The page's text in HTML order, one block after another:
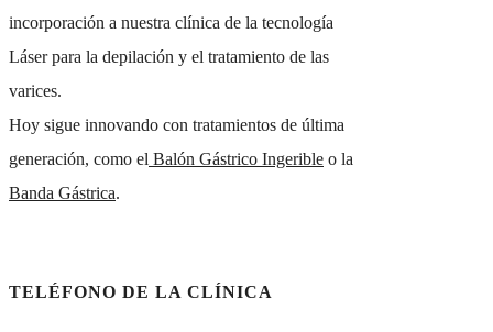
incorporación a nuestra clínica de la tecnología
Láser para la depilación y el tratamiento de las
varices.
Hoy sigue innovando con tratamientos de última
generación, como el Balón Gástrico Ingerible o la
Banda Gástrica.
TELÉFONO DE LA CLÍNICA